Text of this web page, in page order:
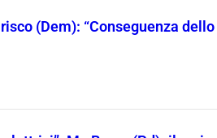
(Dem): “Conseguenza